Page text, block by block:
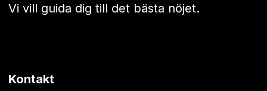
Vi vill guida dig till det bästa nöjet.
Kontakt